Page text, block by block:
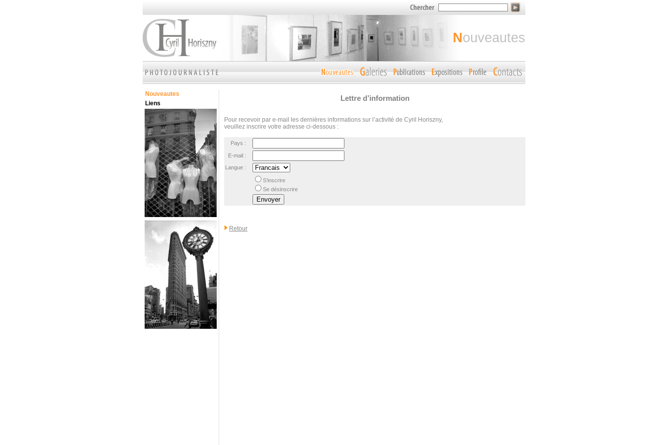
nouveautes
Nouveautes
Liens
Lettre d’information
Pour recevoir par e-mail les dernières informations sur l’activité de Cyril Horiszny,
veuillez inscrire votre adresse ci-dessous :
Pays :
E-mail :
Langue :
S’inscrire
Se désinscrire
Retour